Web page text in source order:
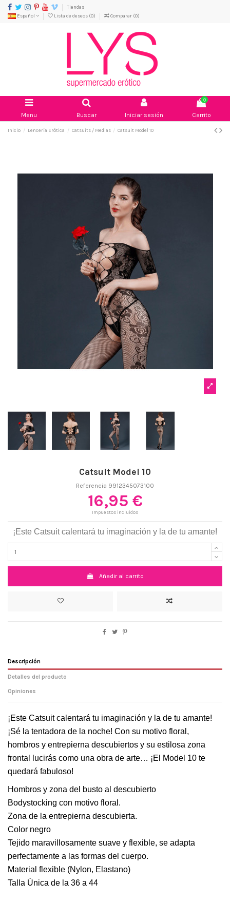
Tiendas
Español
Lista de deseos (0) Comparar (0)
Menu Buscar Iniciar sesión
0
Carrito
Inicio Lencería Erótica Catsuits / Medias Catsuit Model 10
Catsuit Model 10
Referencia 9912345073100
16,95 €
Impuestos incluidos
¡Este Catsuit calentará tu imaginación y la de tu amante!
Añadir al carrito
Descripción
Detalles del producto
Opiniones
¡Este Catsuit calentará tu imaginación y la de tu amante!
¡Sé la tentadora de la noche! Con su motivo floral,
hombros y entrepierna descubiertos y su estilosa zona
frontal lucirás como una obra de arte… ¡El Model 10 te
quedará fabuloso!
Hombros y zona del busto al descubierto
Bodystocking con motivo floral.
Zona de la entrepierna descubierta.
Color negro
Tejido maravillosamente suave y flexible, se adapta
perfectamente a las formas del cuerpo.
Material flexible (Nylon, Elastano)
Talla Única de la 36 a 44